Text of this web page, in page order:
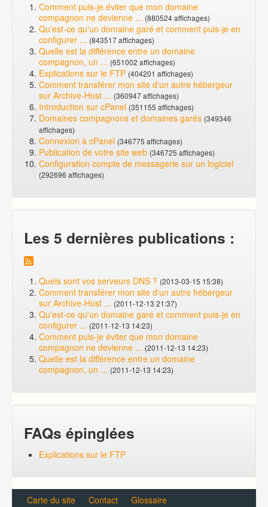
Comment puis-je éviter que mon domaine
compagnon ne devienne ... (880524 affichages)
Qu'est-ce qu'un domaine garé et comment puis-je en
configurer ... (843517 affichages)
Quelle est la différence entre un domaine
compagnon, un ... (651002 affichages)
Explications sur le FTP (404201 affichages)
Comment transférer mon site d'un autre hébergeur
sur Archive-Host ... (360947 affichages)
Introduction sur cPanel (351155 affichages)
Domaines compagnons et domaines garés (349346
affichages)
Connexion à cPanel (346775 affichages)
Publication de votre site web (346725 affichages)
Configuration compte de messagerie sur un logiciel
(292696 affichages)
Les 5 dernières publications :
Quels sont vos serveurs DNS ? (2013-03-15 15:38)
Comment transférer mon site d'un autre hébergeur
sur Archive-Host ... (2011-12-13 21:37)
Qu'est-ce qu'un domaine garé et comment puis-je en
configurer ... (2011-12-13 14:23)
Comment puis-je éviter que mon domaine
compagnon ne devienne ... (2011-12-13 14:23)
Quelle est la différence entre un domaine
compagnon, un ... (2011-12-13 14:23)
FAQs épinglées
Explications sur le FTP
Carte du site Contact Glossaire